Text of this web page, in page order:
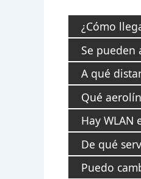
¿Cómo
Se pueden
A qué
Qué
Hay WLAN
De qué
Puedo